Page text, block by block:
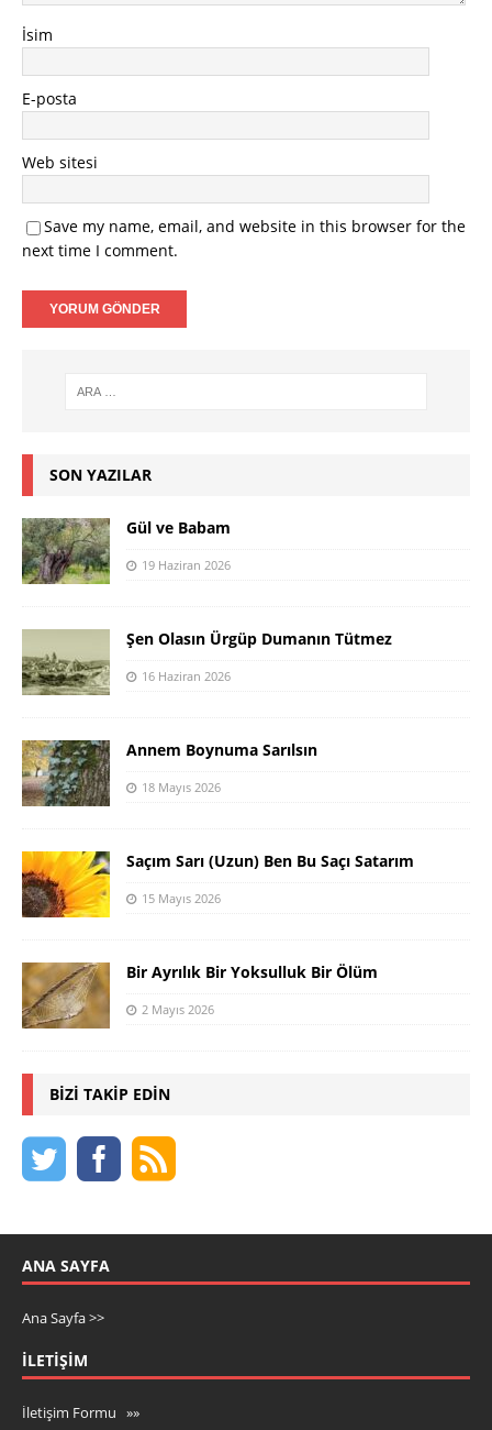
İsim
E-posta
Web sitesi
Save my name, email, and website in this browser for the
next time I comment.
SON YAZILAR
Gül ve Babam
19 Haziran 2026
Şen Olasın Ürgüp Dumanın Tütmez
16 Haziran 2026
Annem Boynuma Sarılsın
18 Mayıs 2026
Saçım Sarı (Uzun) Ben Bu Saçı Satarım
15 Mayıs 2026
Bir Ayrılık Bir Yoksulluk Bir Ölüm
2 Mayıs 2026
BIZI TAKIP EDIN
ANA SAYFA
Ana Sayfa >>
İLETIŞIM
İletişim Formu »»